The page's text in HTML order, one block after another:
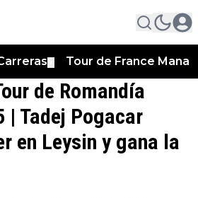
Tour de France
de Romandía
| Tadej Pogacar
en Leysin y gana la